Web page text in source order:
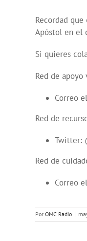
Recordad
Apóstol en el
Si quieres
Red de
Correo
Red de
Twitter:
Red de
Correo
Por OMC Radio |